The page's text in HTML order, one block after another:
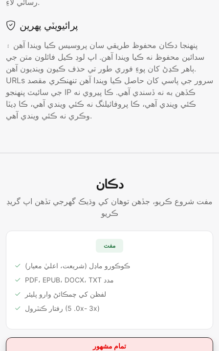
رسائي لاءِ.
پرائيويٽي پھرين
پنھنجا دڪان محفوظ طريقي سان پروسيس ڪيا ويندا آھن ۽
سدائين محفوظ نه ڪيا ويندا آھن. اپ لوڊ ڪيل فائلون متن جي
ٻاھر ڪڍڻ کان پوءِ فوري طور تي حذف ڪيون وينديون آھن.
URLs سرور جي پاسي کان حاصل ڪيا ويندا آھن تنھنڪري مقصد
جي سائيٽ پنھنجو IP ڪڏھن به نه ڏسندي آھي. ڪا پيروي نه
ڪئي ويندي آھي، ڪا پروفائيلنگ نه ڪئي ويندي آھي، ڪا ڊيٽا
وڪري نه ڪئي ويندي آھي.
دڪان
مفت شروع ڪريو، جڏھن توھان کي وڌيڪ گھرجي تڏھن اپ گريڊ
ڪريو
مفت
ڪوڪورو ماڊل (شريعت، اعليٰ معيار)
PDF، EPUB، DOCX، TXT مدد
لفظن کي چمڪائڻ وارو پليئر
رفتار ڪنٽرول (0. 5x- 3x)
تمام مشهور